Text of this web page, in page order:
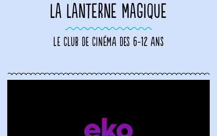
LA LANTERNE MAGIQUE
Le club de cinéma des 6-12 ans